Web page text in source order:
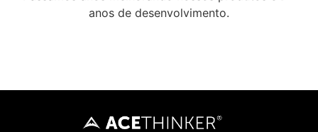
anos de desenvolvimento.